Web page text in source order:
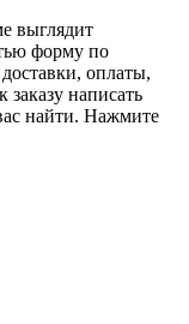
выглядит
форму по
оплаты,
написать
найти. Нажмите